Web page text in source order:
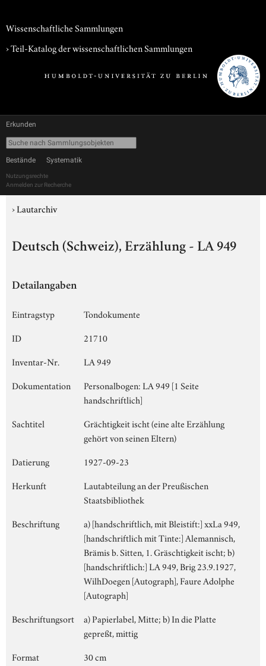
Wissenschaftliche Sammlungen
› Teil-Katalog der wissenschaftlichen Sammlungen
Erkunden
Bestände Systematik
Nutzungsrechte
Anmelden zur Recherche
›Lautarchiv
Deutsch (Schweiz), Erzählung - LA 949
Detailangaben
Eintragstyp
Tondokumente
ID
21710
Inventar-Nr.
LA 949
Dokumentation
Personalbogen: LA 949 [1 Seite
handschriftlich]
Sachtitel
Grächtigkeit ischt (eine alte Erzählung
gehört von seinen Eltern)
Datierung
1927-09-23
Herkunft
Lautabteilung an der Preußischen
Staatsbibliothek
Beschriftung
a) [handschriftlich, mit Bleistift:] xxLa 949,
[handschriftlich mit Tinte:] Alemannisch,
Brämis b. Sitten, 1. Gräschtigkeit ischt; b)
[handschriftlich:] LA 949, Brig 23.9.1927,
WilhDoegen [Autograph], Faure Adolphe
[Autograph]
Beschriftungsort
a) Papierlabel, Mitte; b) In die Platte
gepreßt, mittig
Format
30 cm